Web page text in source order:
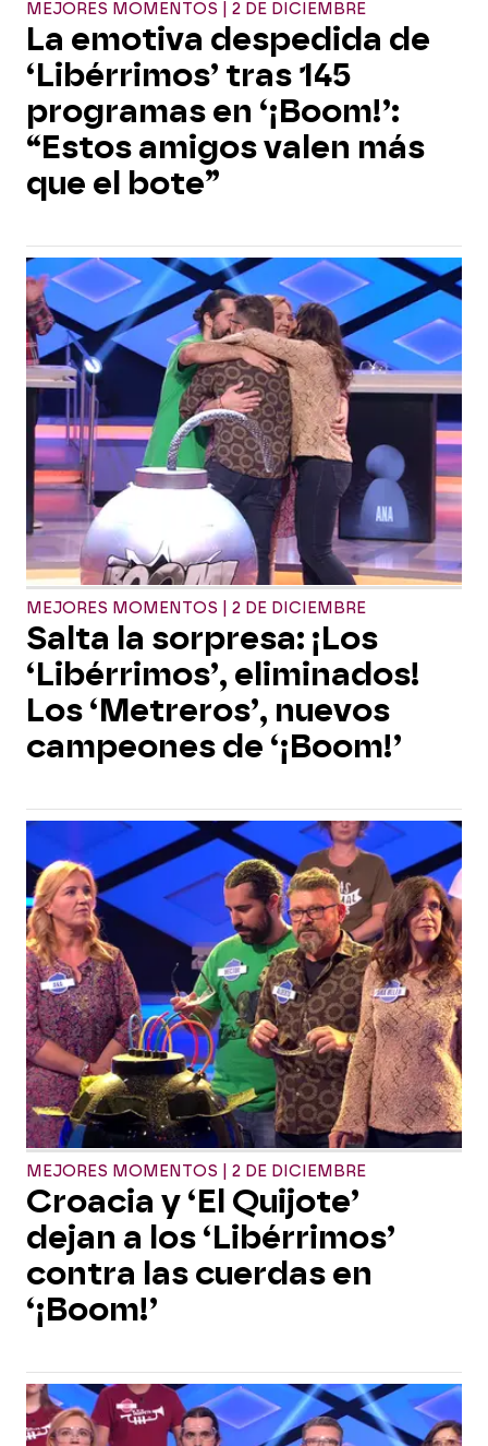
MEJORES MOMENTOS | 2 DE DICIEMBRE
La emotiva despedida de
‘Libérrimos’ tras 145
programas en ‘¡Boom!’:
“Estos amigos valen más
que el bote”
MEJORES MOMENTOS | 2 DE DICIEMBRE
Salta la sorpresa: ¡Los
‘Libérrimos’, eliminados!
Los ‘Metreros’, nuevos
campeones de ‘¡Boom!’
MEJORES MOMENTOS | 2 DE DICIEMBRE
Croacia y ‘El Quijote’
dejan a los ‘Libérrimos’
contra las cuerdas en
‘¡Boom!’